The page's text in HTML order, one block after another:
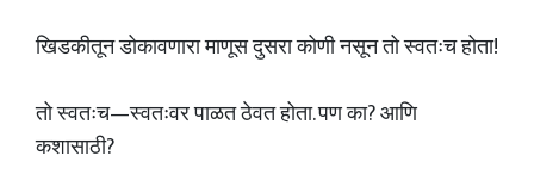
खिडकीतून डोकावणारा माणूस दुसरा कोणी नसून तो स्वतःच होता!
तो स्वतःच—स्वतःवर पाळत ठेवत होता. पण का? आणि
कशासाठी?